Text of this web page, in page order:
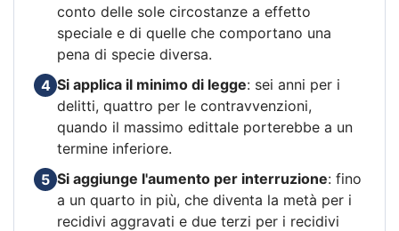
conto delle sole circostanze a effetto
speciale e di quelle che comportano una
pena di specie diversa.
4 Si applica il minimo di legge: sei anni per i
delitti, quattro per le contravvenzioni,
quando il massimo edittale porterebbe a un
termine inferiore.
5 Si aggiunge l'aumento per interruzione: fino
a un quarto in più, che diventa la metà per i
recidivi aggravati e due terzi per i recidivi